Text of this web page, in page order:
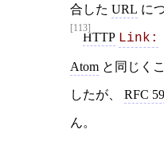
合した URL に
[113]
HTTP Link:
Atom と同じく
したが、 RFC
ん。